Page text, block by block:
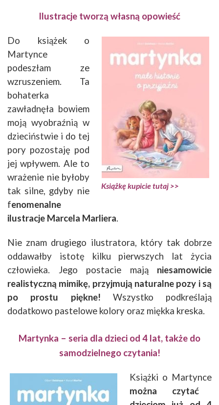
Ilustracje tworzą własną opowieść
Książkę kupicie tutaj >>
Do książek o
Martynce
podeszłam ze
wzruszeniem. Ta
bohaterka
zawładnęła bowiem
moją wyobraźnią w
dzieciństwie i do tej
pory pozostaję pod
jej wpływem. Ale to
wrażenie nie byłoby
tak silne, gdyby nie
fenomenalne
ilustracje Marcela Marliera.
Nie znam drugiego ilustratora, który tak dobrze
oddawałby istotę kilku pierwszych lat życia
człowieka. Jego postacie mająniesamowicie
realistyczną mimikę, przyjmują naturalne pozy i są
po prostu piękne! Wszystko podkreślają
dodatkowo pastelowe kolory oraz miękka kreska.
Martynka – seria dla dzieci od 4 lat, także do
samodzielnego czytania!
Książki o Martynce
można czytać